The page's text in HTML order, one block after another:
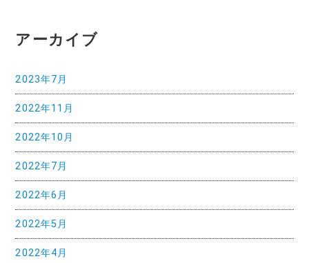
ゲ
シ
ョ
ン
アーカイブ
2023年7月
2022年11月
2022年10月
2022年7月
2022年6月
2022年5月
2022年4月